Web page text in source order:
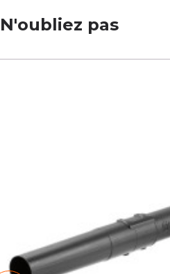
N'oubliez pas